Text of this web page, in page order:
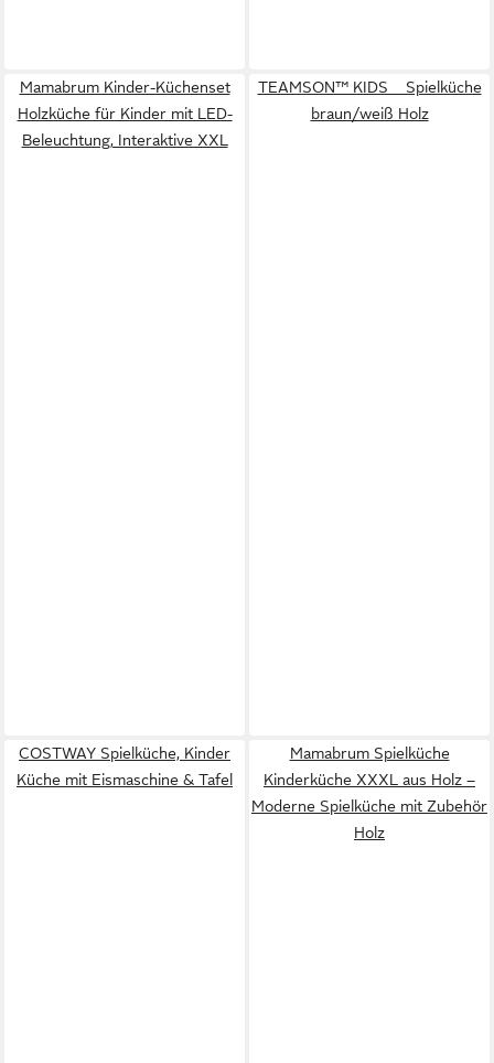
Mamabrum Kinder-Küchenset
Holzküche für Kinder mit LED-
Beleuchtung, Interaktive XXL
TEAMSON™ KIDS Spielküche
braun/weiß Holz
COSTWAY Spielküche, Kinder
Küche mit Eismaschine & Tafel
Mamabrum Spielküche
Kinderküche XXXL aus Holz –
Moderne Spielküche mit Zubehör
Holz